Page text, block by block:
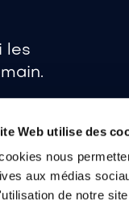
Web utilise des
nous
aux médias
de notre
les